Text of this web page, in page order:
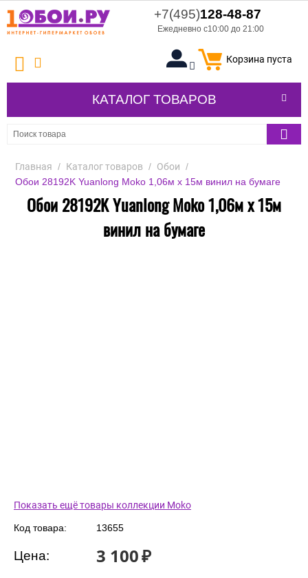
+7(495)128-48-87
Ежедневно с10:00 до 21:00
Корзина пуста
КАТАЛОГ ТОВАРОВ
Главная / Каталог товаров / Обои /
Обои 28192K Yuanlong Moko 1,06м x 15м винил на бумаге
Обои 28192K Yuanlong Moko 1,06м x 15м
винил на бумаге
Показать ещё товары коллекции Moko
Код товара: 13655
Цена: 3 100₽